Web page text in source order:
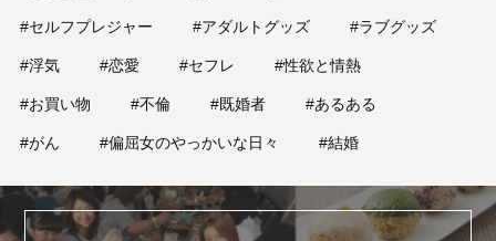
#セルフプレジャー #アダルトグッズ #ラブグッズ
#浮気 #恋愛 #セフレ #性欲と情熱
#お買い物 #不倫 #既婚者 #あるある
#がん #偏屈女のやっかいな日々 #結婚